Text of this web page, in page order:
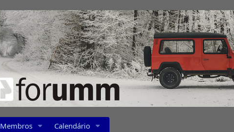
Membros Calendário